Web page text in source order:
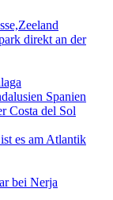
direkt an der
Spanien
Costa del Sol
es am Atlantik
bei Nerja